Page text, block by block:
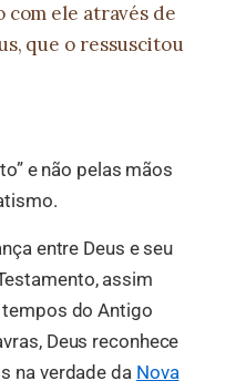
com ele através de
que o ressuscitou
e não pelas mãos
entre Deus e seu
assim
do Antigo
Deus reconhece
na verdade da Nova